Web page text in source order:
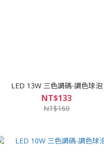
LED 13W 三色調碼-調色球泡
NT$133
NT$160